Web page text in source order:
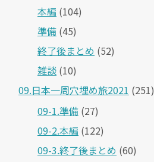
本編 (104)
準備 (45)
終了後まとめ (52)
雑談 (10)
09.日本一周穴埋め旅2021 (251)
09-1.準備 (27)
09-2.本編 (122)
09-3.終了後まとめ (60)